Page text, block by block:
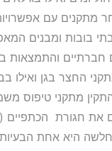
מתקנים עם
בובות ומבנים
חברתיים והתמצאות
החצר בגן ואילו
מתקני טיפוס
את חגורת הכתפיים
היא אחת הבעיות